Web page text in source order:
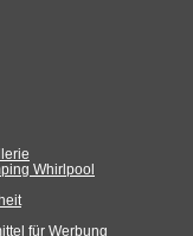
Whirlpool
für Werbung